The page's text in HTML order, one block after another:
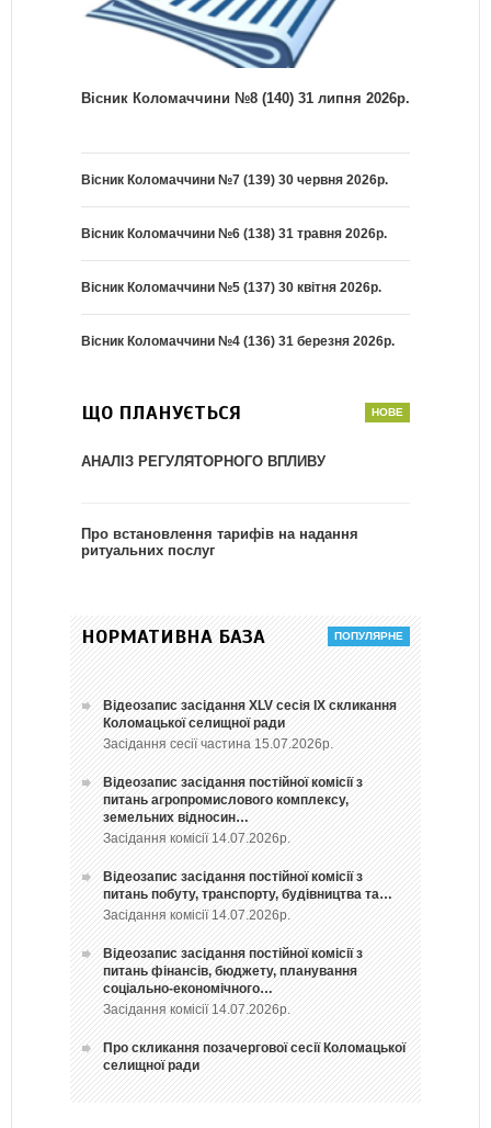
Вісник Коломаччини №8 (140) 31 липня 2026р.
Вісник Коломаччини №7 (139) 30 червня 2026р.
Вісник Коломаччини №6 (138) 31 травня 2026р.
Вісник Коломаччини №5 (137) 30 квітня 2026р.
Вісник Коломаччини №4 (136) 31 березня 2026р.
ЩО ПЛАНУЄТЬСЯ
АНАЛІЗ РЕГУЛЯТОРНОГО ВПЛИВУ
Про встановлення тарифів на надання
ритуальних послуг
НОРМАТИВНА БАЗА
Відеозапис засідання ХLV сесія ІХ скликання
Коломацької селищної ради
Засідання сесії частина 15.07.2026р.
Відеозапис засідання постійної комісії з
питань агропромислового комплексу,
земельних відносин…
Засідання комісії 14.07.2026р.
Відеозапис засідання постійної комісії з
питань побуту, транспорту, будівництва та…
Засідання комісії 14.07.2026р.
Відеозапис засідання постійної комісії з
питань фінансів, бюджету, планування
соціально-економічного…
Засідання комісії 14.07.2026р.
Про скликання позачергової сесії Коломацької
селищної ради